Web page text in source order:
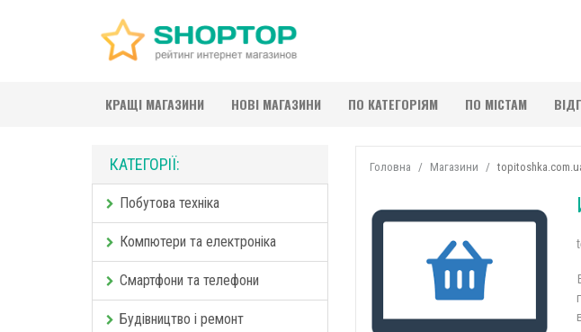
КРАЩІ МАГАЗИНИ НОВІ МАГАЗИНИ ПО КАТЕГОРІЯМ ПО МІСТАМ
КАТЕГОРІЇ:
Побутова техніка
Компютери та електроніка
Смартфони та телефони
Будівництво і ремонт
Головна Магазини